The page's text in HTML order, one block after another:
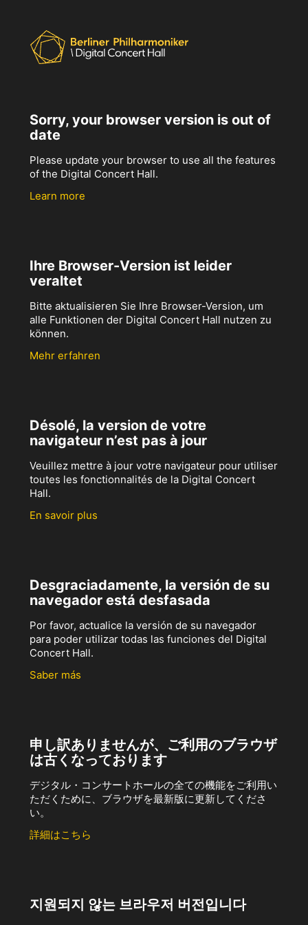
Sorry, your browser version is out of
date
Please update your browser to use all the features
of the Digital Concert Hall.
Learn more
Ihre Browser-Version ist leider
veraltet
Bitte aktualisieren Sie Ihre Browser-Version, um
alle Funktionen der Digital Concert Hall nutzen zu
können.
Mehr erfahren
Désolé, la version de votre
navigateur n’est pas à jour
Veuillez mettre à jour votre navigateur pour utiliser
toutes les fonctionnalités de la Digital Concert
Hall.
En savoir plus
Desgraciadamente, la versión de su
navegador está desfasada
Por favor, actualice la versión de su navegador
para poder utilizar todas las funciones del Digital
Concert Hall.
Saber más
申し訳ありませんが、ご利用のブラウザ
は古くなっております
デジタル・コンサートホールの全ての機能をご利用い
ただくために、ブラウザを最新版に更新してくださ
い。
詳細はこちら
지원되지 않는 브라우저 버전입니다